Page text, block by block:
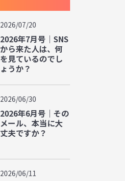
2026/07/20
2026年7月号｜SNS
から来た人は、何
を見ているのでし
ょうか？
2026/06/30
2026年6月号｜その
メール、本当に大
丈夫ですか？
2026/06/11